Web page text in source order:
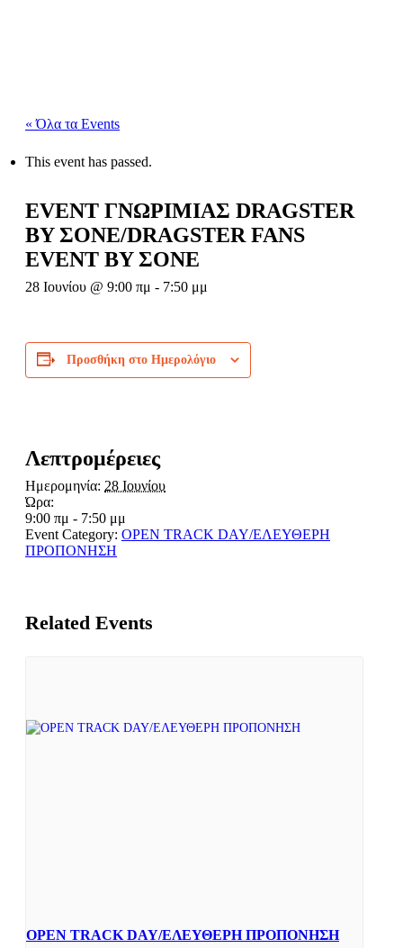
« Όλα τα Events
This event has passed.
EVENT ΓΝΩΡΙΜΙΑΣ DRAGSTER
BY ΣΟΝΕ/DRAGSTER FANS
EVENT BY ΣΟΝΕ
28 Ιουνίου @ 9:00 πμ - 7:50 μμ
Προσθήκη στο Ημερολόγιο
Λεπτρομέρειες
Ημερομηνία: 28 Ιουνίου
Ώρα:
9:00 πμ - 7:50 μμ
Event Category: OPEN TRACK DAY/ΕΛΕΥΘΕΡΗ
ΠΡΟΠΟΝΗΣΗ
Related Events
OPEN TRACK DAY/ΕΛΕΥΘΕΡΗ ΠΡΟΠΟΝΗΣΗ